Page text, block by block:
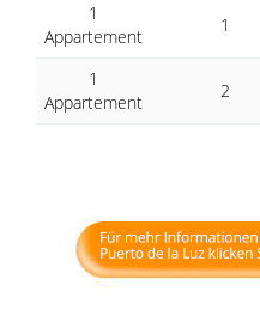
1
Appartement
1
1
Appartement
2